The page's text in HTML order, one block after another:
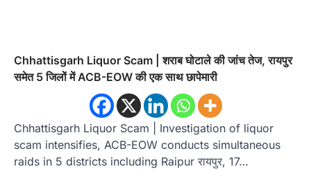
Chhattisgarh Liquor Scam | शराब घोटाले की जांच तेज, रायपुर
समेत 5 जिलों में ACB-EOW की एक साथ छापेमारी
Chhattisgarh Liquor Scam | Investigation of liquor
scam intensifies, ACB-EOW conducts simultaneous
raids in 5 districts including Raipur रायपुर, 17…